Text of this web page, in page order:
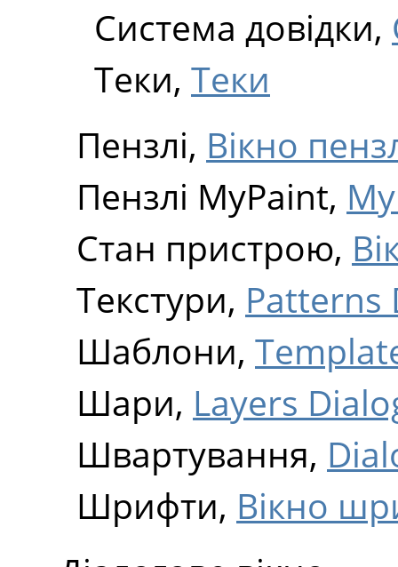
Система довідки,
Теки, Теки
Пензлі, Вікно
Пензлі MyPaint,
Стан пристрою,
Текстури, Patterns
Шаблони,
Шари, Layers
Швартування,
Шрифти, Вікно